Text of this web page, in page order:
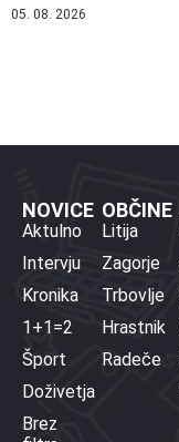
05. 08. 2026
NOVICE
Aktulno
Intervju
Kronika
1+1=2
Šport
Doživetja
Brez
OBČINE
Litija
Zagorje
Trbovlje
Hrastnik
Radeče